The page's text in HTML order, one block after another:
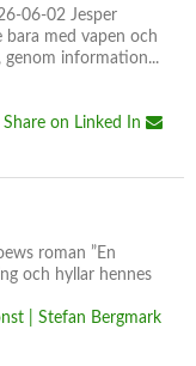
06-02 Jesper
bara med vapen och
genom information...
Share on Linked In
roman ”En
och hyllar hennes
| Stefan Bergmark